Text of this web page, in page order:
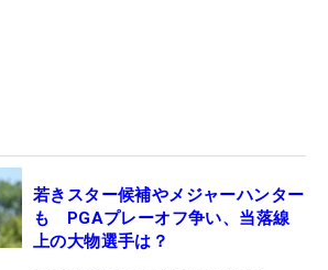
若きスター候補やメジャーハンター
も PGAプレーオフ争い、当落線
上の大物選手は？